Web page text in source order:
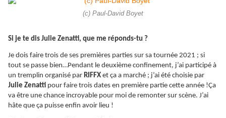
(c) Paul-David Boyet
Si je te dis Julie Zenatti, que me réponds-tu ?
Je dois faire trois de ses premières parties sur sa tournée 2021 ; si
tout se passe bien…Pendant le deuxième confinement, j’ai participé à
un tremplin organisé par RIFFX et ça a marché ; j’ai été choisie par
Julie Zenatti pour faire trois dates en première partie cette année !Ça
va être une chance incroyable pour moi de remonter sur scène. J’ai
hâte que ça puisse enfin avoir lieu !